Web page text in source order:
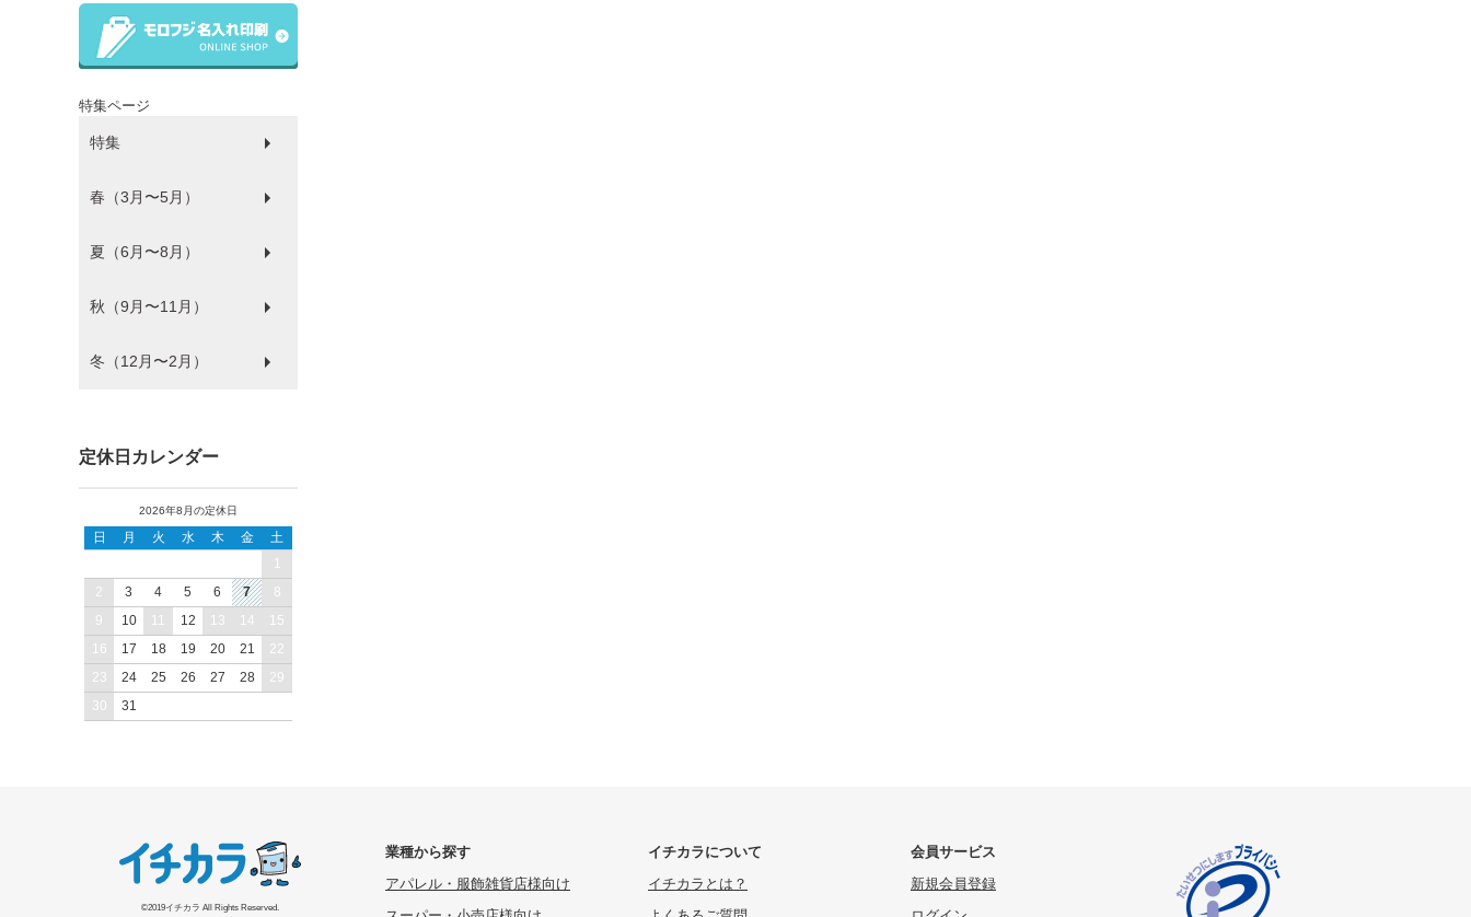
特集ページ
特集
春（3月〜5月）
夏（6月〜8月）
秋（9月〜11月）
冬（12月〜2月）
定休日カレンダー
2026年8月の定休日
日 月 火 水 木 金
土
2 3 4 5 6 7 8
9 10 12 13 14 15
16 17 18 19 20 21 22
23 24 25 26 27 28 29
30 31
©2019イチカラ All Rights Reserved.
業種から探す
アパレル・服飾雑貨店様向け
イチカラについて
イチカラとは？
会員サービス
新規会員登録